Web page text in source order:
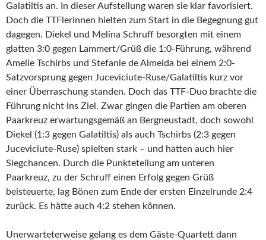
Galatiltis an. In dieser Aufstellung waren sie klar favorisiert.
Doch die TTFlerinnen hielten zum Start in die Begegnung gut
dagegen. Diekel und Melina Schruff besorgten mit einem
glatten 3:0 gegen Lammert/Grüß die 1:0-Führung, während
Amelie Tschirbs und Stefanie de Almeida bei einem 2:0-
Satzvorsprung gegen Juceviciute-Ruse/Galatiltis kurz vor
einer Überraschung standen. Doch das TTF-Duo brachte die
Führung nicht ins Ziel. Zwar gingen die Partien am oberen
Paarkreuz erwartungsgemäß an Bergneustadt, doch sowohl
Diekel (1:3 gegen Galatiltis) als auch Tschirbs (2:3 gegen
Juceviciute-Ruse) spielten stark – und hatten auch hier
Siegchancen. Durch die Punkteteilung am unteren
Paarkreuz, zu der Schruff einen Erfolg gegen Grüß
beisteuerte, lag Bönen zum Ende der ersten Einzelrunde 2:4
zurück. Es hätte auch 4:2 stehen können.
Unerwarteterweise gelang es dem Gäste-Quartett dann